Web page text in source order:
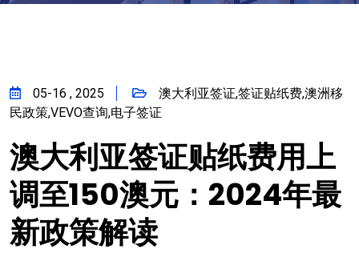
05-16 , 2025
澳大利亚签证,签证贴纸费,澳洲移
民政策,VEVO查询,电子签证
澳大利亚签证贴纸费用上
调至150澳元：2024年最
新政策解读